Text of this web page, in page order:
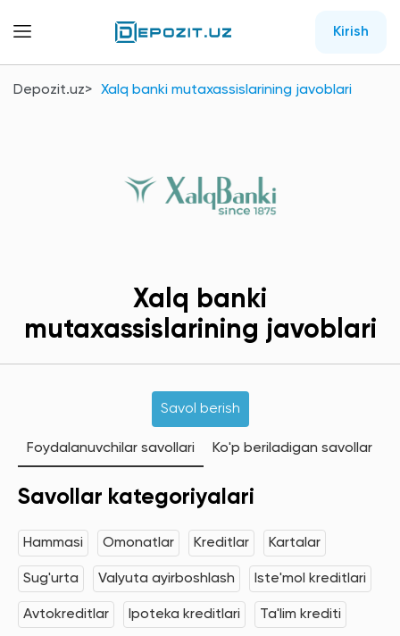
Kirish
Depozit.uz Xalq banki mutaxassislarining javoblari
Xalq banki
mutaxassislarining javoblari
Savol berish
Foydalanuvchilar savollari Ko'p beriladigan savollar
Savollar kategoriyalari
Hammasi Omonatlar Kreditlar Kartalar
Sug'urta Valyuta ayirboshlash Iste'mol kreditlari
Avtokreditlar Ipoteka kreditlari Ta'lim krediti